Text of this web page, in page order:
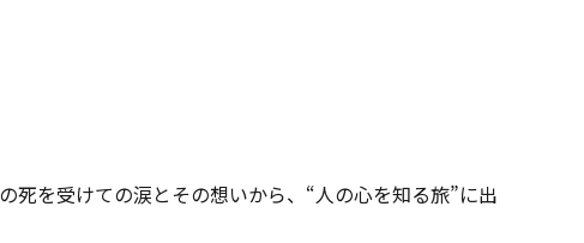
死を受けての涙とその想いから、“人の心を知る旅”に出